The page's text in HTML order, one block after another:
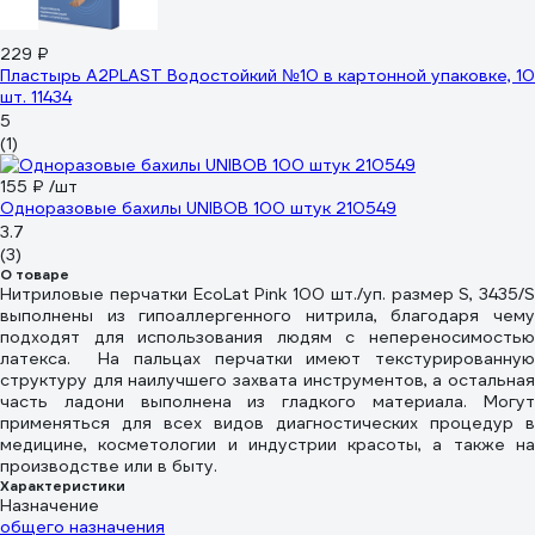
229 ₽
Пластырь A2PLAST Водостойкий №10 в картонной упаковке, 10
шт. 11434
5
(1)
155 ₽ /шт
Одноразовые бахилы UNIBOB 100 штук 210549
3.7
(3)
О товаре
Нитриловые перчатки EcoLat Pink 100 шт./уп. размер S, 3435/S
выполнены из гипоаллергенного нитрила, благодаря чему
подходят для использования людям с непереносимостью
латекса. На пальцах перчатки имеют текстурированную
структуру для наилучшего захвата инструментов, а остальная
часть ладони выполнена из гладкого материала. Могут
применяться для всех видов диагностических процедур в
медицине, косметологии и индустрии красоты, а также на
производстве или в быту.
Характеристики
Назначение
общего назначения